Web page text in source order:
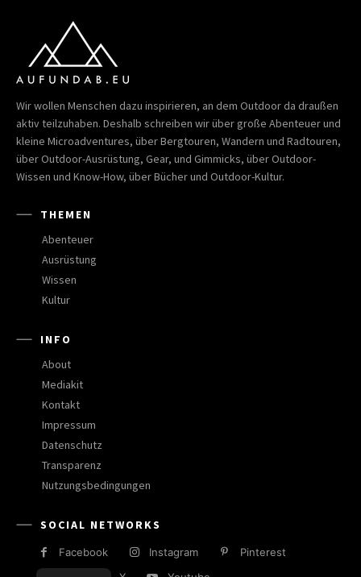
Wir wollen Menschen dazu inspirieren, an dem Outdoor da draußen
aktiv teilzuhaben. Deshalb schreiben wir über große Abenteuer und
kleine Microadventures, über Bergtouren, Wandern und Radtouren,
über Outdoor-Ausrüstung, Gear, und Gimmicks, über Outdoor-
Wissen und Know-How, über Bücher und Outdoor-Kultur.
THEMEN
Abenteuer
Ausrüstung
Wissen
Kultur
INFO
About
Mediakit
Kontakt
Impressum
Datenschutz
Transparenz
Nutzungsbedingungen
SOCIAL NETWORKS
Facebook Instagram
Pinterest